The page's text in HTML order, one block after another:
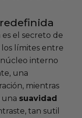
el secreto de
límites entre
núcleo interno
una
mientras
una suavidad
tan sutil